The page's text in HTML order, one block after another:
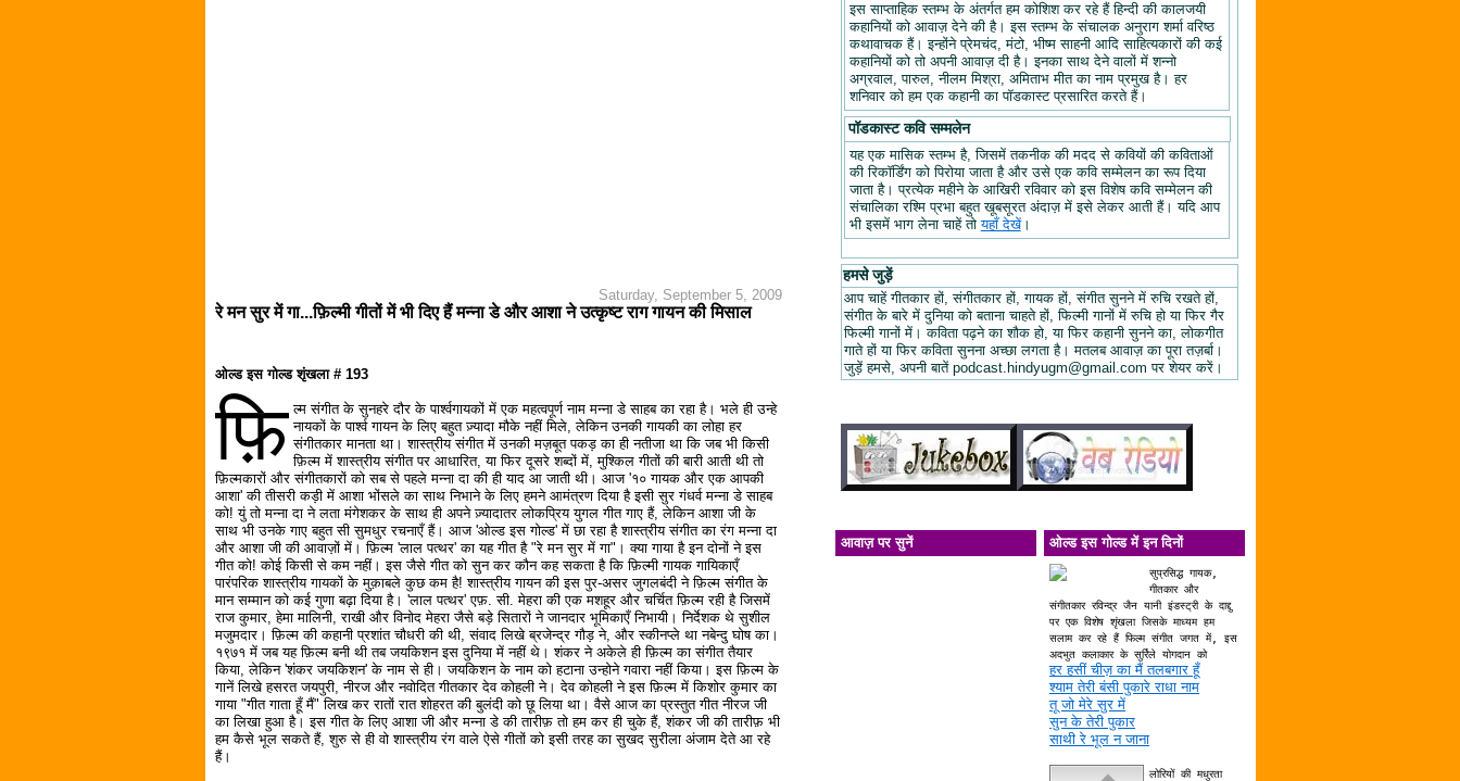
Saturday, September 5, 2009
रे मन सुर में गा...फ़िल्मी गीतों में भी दिए हैं मन्ना डे और आशा ने उत्कृष्ट राग गायन की मिसाल
ओल्ड इस गोल्ड शृंखला # 193
फ़ि ल्म संगीत के सुनहरे दौर के पार्श्वगायकों में एक महत्वपूर्ण नाम मन्ना डे साहब का रहा है। भले ही उन्हे
नायकों के पार्श्व गायन के लिए बहुत ज़्यादा मौके नहीं मिले, लेकिन उनकी गायकी का लोहा हर
संगीतकार मानता था। शास्त्रीय संगीत में उनकी मज़बूत पकड़ का ही नतीजा था कि जब भी किसी
फ़िल्म में शास्त्रीय संगीत पर आधारित, या फिर दूसरे शब्दों में, मुश्किल गीतों की बारी आती थी तो
फ़िल्मकारों और संगीतकारों को सब से पहले मन्ना दा की ही याद आ जाती थी। आज '१० गायक और एक आपकी
आशा' की तीसरी कड़ी में आशा भोंसले का साथ निभाने के लिए हमने आमंत्रण दिया है इसी सुर गंधर्व मन्ना डे साहब
को! युं तो मन्ना दा ने लता मंगेशकर के साथ ही अपने ज़्यादातर लोकप्रिय युगल गीत गाए हैं, लेकिन आशा जी के
साथ भी उनके गाए बहुत सी सुमधुर रचनाएँ हैं। आज 'ओल्ड इस गोल्ड' में छा रहा है शास्त्रीय संगीत का रंग मन्ना दा
और आशा जी की आवाज़ों में। फ़िल्म 'लाल पत्थर' का यह गीत है "रे मन सुर में गा"। क्या गाया है इन दोनों ने इस
गीत को! कोई किसी से कम नहीं। इस जैसे गीत को सुन कर कौन कह सकता है कि फ़िल्मी गायक गायिकाएँ
पारंपरिक शास्त्रीय गायकों के मुक़ाबले कुछ कम है! शास्त्रीय गायन की इस पुर-असर जुगलबंदी ने फ़िल्म संगीत के
मान सम्मान को कई गुणा बढ़ा दिया है। 'लाल पत्थर' एफ़. सी. मेहरा की एक मशहूर और चर्चित फ़िल्म रही है जिसमें
राज कुमार, हेमा मालिनी, राखी और विनोद मेहरा जैसे बड़े सितारों ने जानदार भूमिकाएँ निभायी। निर्देशक थे सुशील
मजुमदार। फ़िल्म की कहानी प्रशांत चौधरी की थी, संवाद लिखे ब्रजेन्द्र गौड़ ने, और स्कीनप्ले था नबेन्दु घोष का।
१९७१ में जब यह फ़िल्म बनी थी तब जयकिशन इस दुनिया में नहीं थे। शंकर ने अकेले ही फ़िल्म का संगीत तैयार
किया, लेकिन 'शंकर जयकिशन' के नाम से ही। जयकिशन के नाम को हटाना उन्होने गवारा नहीं किया। इस फ़िल्म के
गानें लिखे हसरत जयपुरी, नीरज और नवोदित गीतकार देव कोहली ने। देव कोहली ने इस फ़िल्म में किशोर कुमार का
गाया "गीत गाता हूँ मैं" लिख कर रातों रात शोहरत की बुलंदी को छू लिया था। वैसे आज का प्रस्तुत गीत नीरज जी
का लिखा हुआ है। इस गीत के लिए आशा जी और मन्ना डे की तारीफ़ तो हम कर ही चुके हैं, शंकर जी की तारीफ़ भी
हम कैसे भूल सकते हैं, शुरु से ही वो शास्त्रीय रंग वाले ऐसे गीतों को इसी तरह का सुखद सुरीला अंजाम देते आ रहे
हैं।
इस साप्ताहिक स्तम्भ के अंतर्गत हम कोशिश कर रहे हैं हिन्दी की कालजयी
कहानियों को आवाज़ देने की है। इस स्तम्भ के संचालक अनुराग शर्मा वरिष्ठ
कथावाचक हैं। इन्होंने प्रेमचंद, मंटो, भीष्म साहनी आदि साहित्यकारों की कई
कहानियों को तो अपनी आवाज़ दी है। इनका साथ देने वालों में शन्नो
अग्रवाल, पारुल, नीलम मिश्रा, अमिताभ मीत का नाम प्रमुख है। हर
शनिवार को हम एक कहानी का पॉडकास्ट प्रसारित करते हैं।
पॉडकास्ट कवि सम्मलेन
यह एक मासिक स्तम्भ है, जिसमें तकनीक की मदद से कवियों की कविताओं
की रिकॉर्डिंग को पिरोया जाता है और उसे एक कवि सम्मेलन का रूप दिया
जाता है। प्रत्येक महीने के आखिरी रविवार को इस विशेष कवि सम्मेलन की
संचालिका रश्मि प्रभा बहुत खूबसूरत अंदाज़ में इसे लेकर आती हैं। यदि आप
भी इसमें भाग लेना चाहें तोयहाँ देखें।
हमसे जुड़ें
आप चाहें गीतकार हों, संगीतकार हों, गायक हों, संगीत सुनने में रुचि रखते हों,
संगीत के बारे में दुनिया को बताना चाहते हों, फिल्मी गानों में रुचि हो या फिर गैर
फिल्मी गानों में। कविता पढ़ने का शौक हो, या फिर कहानी सुनने का, लोकगीत
गाते हों या फिर कविता सुनना अच्छा लगता है। मतलब आवाज़ का पूरा तज़र्बा।
जुड़ें हमसे, अपनी बातें podcast.hindyugm@gmail.com पर शेयर करें।
आवाज़ पर सुनें ओल्ड इस गोल्ड में इन दिनों
सुप्रसिद्ध गायक,
गीतकार और
संगीतकार रविन्द्र जैन यानी इंडस्ट्री के दाद्दु
पर एक विशेष शृंखला जिसके माध्यम हम
सलाम कर रहे हैं फिल्म संगीत जगत में, इस
अदभुत कलाकार के सुर्रिले योगदान को
हर हसीं चीज़ का मैं तलबगार हूँ
श्याम तेरी बंसी पुकारे राधा नाम
तू जो मेरे सुर में
सुन के तेरी पुकार
साथी रे भूल न जाना
लोरियों की मधुरता